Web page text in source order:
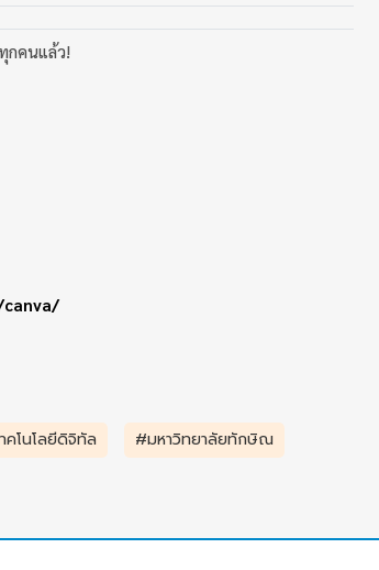
กคนแล้ว!
คโนโลยีดิจิทัล #มหาวิทยาลัยทักษิณ